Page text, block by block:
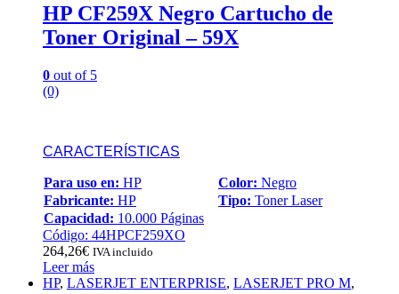
HP CF259X Negro Cartucho de
Toner Original – 59X
0 out of 5
(0)
CARACTERÍSTICAS
Para uso en: HP Color: Negro
Fabricante: HP Tipo: Toner Laser
Capacidad: 10.000 Páginas
Código: 44HPCF259XO
264,26€ IVA incluido
Leer más
HP, LASERJET ENTERPRISE, LASERJET PRO M,